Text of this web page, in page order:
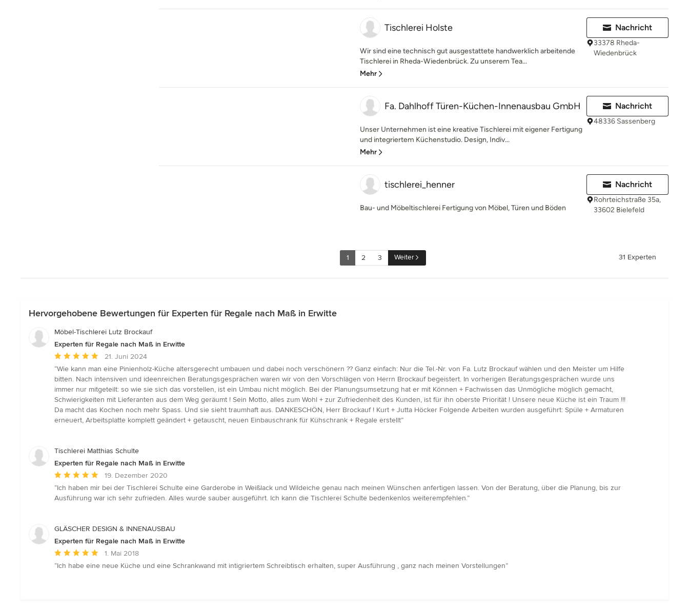
Tischlerei Holste
Wir sind eine technisch gut ausgestattete handwerklich arbeitende
Tischlerei in Rheda-Wiedenbrück. Zu unserem Tea...
Mehr
Nachricht
33378 Rheda-
Wiedenbrück
Fa. Dahlhoff Türen-Küchen-Innenausbau GmbH
Unser Unternehmen ist eine kreative Tischlerei mit eigener Fertigung
und integriertem Küchenstudio. Design, Indiv...
Mehr
Nachricht
48336 Sassenberg
tischlerei_henner
Bau- und Möbeltischlerei Fertigung von Möbel, Türen und Böden
Nachricht
Rohrteichstraße 35a,
33602 Bielefeld
1 2 3 Weiter 31 Experten
Hervorgehobene Bewertungen für Experten für Regale nach Maß in Erwitte
Möbel-Tischlerei Lutz Brockauf
Experten für Regale nach Maß in Erwitte
Durchschnittliche
Bewertung:
5
von
5
Sternen
21. Juni 2024
“Wie kann man eine Pinienholz-Küche altersgerecht umbauen und dabei noch verschönern ?? Ganz einfach: Nur die Tel.-Nr. von Fa. Lutz Brockauf wählen und den Meister um Hilfe
bitten. Nach intensiven und ideenreichen Beratungsgesprächen waren wir von den Vorschlägen von Herrn Brockauf begeistert. In vorherigen Beratungsgesprächen wurde uns
immer nur mitgeteilt: so wie sie sich das vorstellen, ist ein Umbau nicht möglich. Bei der Planungsumsetzung hat er mit Können + Fachwissen das Unmögliche möglich gemacht,
Schwierigkeiten mit Lieferanten aus dem Weg geräumt ! Sein Motto, alles zum Wohl + zur Zufriedenheit des Kunden, ist für ihn oberste Priorität ! Unsere neue Küche ist ein Traum !!!
Da macht das Kochen noch mehr Spass. Und sie sieht traumhaft aus. DANKESCHÖN, Herr Brockauf ! Kurt + Jutta Höcker Folgende Arbeiten wurden ausgeführt: Spüle + Armaturen
erneuert, Arbeitsplatte komplett geändert + getauscht, neuen Einbauschrank für Kühschrank + Regale erstellt”
Tischlerei Matthias Schulte
Experten für Regale nach Maß in Erwitte
Durchschnittliche
Bewertung:
5
Sternen
19. Dezember 2020
“Ich haben mir bei der Tischlerei Schulte eine Garderobe in Weißlack und Wildeiche genau nach meinen Wünschen anfertigen lassen. Von der Beratung, über die Planung, bis zur
Ausführung war ich sehr zufrieden. Alles wurde sauber ausgeführt. Ich kann die Tischlerei Schulte bedenkenlos weiterempfehlen.”
GLÄSCHER DESIGN & INNENAUSBAU
Experten für Regale nach Maß in Erwitte
Durchschnittliche
Bewertung:
1. Mai 2018
“Ich habe eine neue Küche und eine Schrankwand mit intigriertem Schreibtisch erhalten, super Ausführung , ganz nach meinen Vorstellungen”